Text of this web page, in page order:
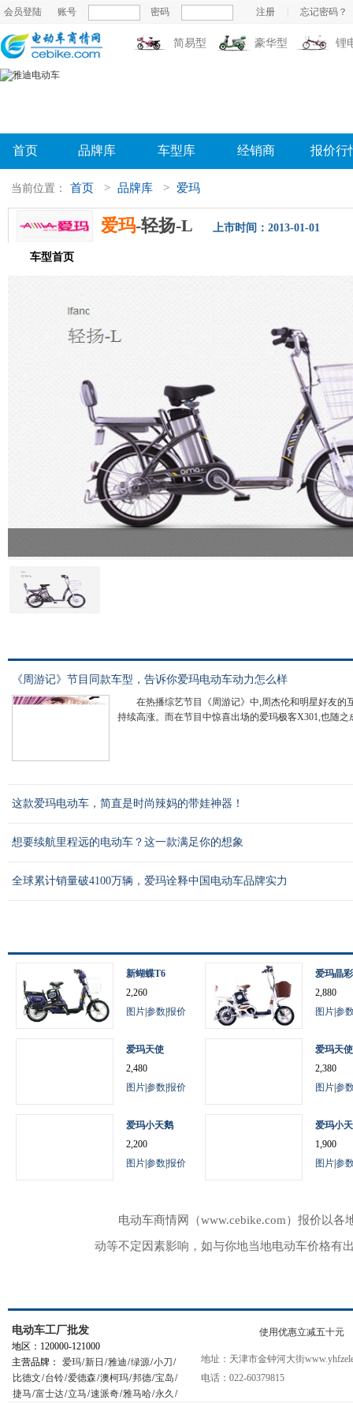
会员登陆 账号 密码 注册 忘记密码？
简易型 豪华型 锂
首页 品牌库 车型库 经销商 报价行
当前位置： 首页 > 品牌库 > 爱玛
爱玛-轻扬-L 上市时间：2013-01-01
车型首页
《周游记》节目同款车型，告诉你爱玛电动车动力怎么样
在热播综艺节目《周游记》中,周杰伦和明星好友的
持续高涨。而在节目中惊喜出场的爱玛极客X301,也随之
这款爱玛电动车，简直是时尚辣妈的带娃神器！
想要续航里程远的电动车？这一款满足你的想象
全球累计销量破4100万辆，爱玛诠释中国电动车品牌实力
新蝴蝶T6
2,260
图片参数报价
爱玛晶
2,880
图片参
爱玛天使
2,480
图片参数报价
爱玛天
2,380
图片参
爱玛小天鹅
2,200
图片参数报价
爱玛小
1,900
图片参
电动车商情网（www.cebike.com）报价以
动等不定因素影响，如与你地当地电动车价格有
电动车工厂批发
地区：120000-121000
主营品牌： 爱玛/新日 /雅迪/绿源/小刀/
比德文/台铃/爱德森/澳柯玛/邦德/宝岛/
捷马/富士达/立马/速派奇/雅马哈/永久 /
使用优惠立减五十元
地址：天津市金钟河大街
电话：022-60379815